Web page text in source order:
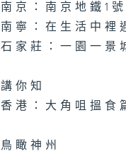
南京：南京地鐵1
南寧：在生活中裡
石家莊：一園一景
講你知
香港：大角咀搵食
鳥瞰神州